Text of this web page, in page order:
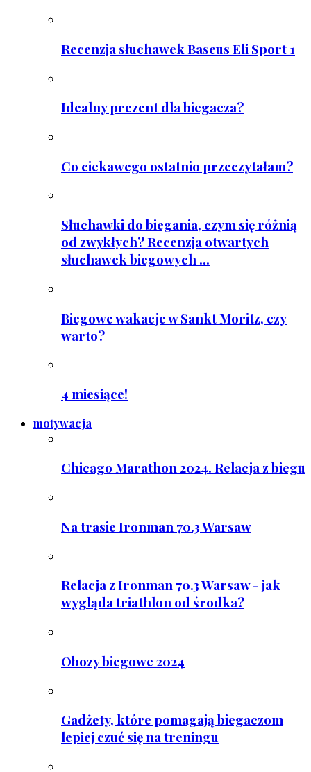
Recenzja słuchawek Baseus Eli Sport 1
Idealny prezent dla biegacza?
Co ciekawego ostatnio przeczytałam?
Słuchawki do biegania, czym się różnią
od zwykłych? Recenzja otwartych
słuchawek biegowych ...
Biegowe wakacje w Sankt Moritz, czy
warto?
4 miesiące!
motywacja
Chicago Marathon 2024. Relacja z biegu
Na trasie Ironman 70.3 Warsaw
Relacja z Ironman 70.3 Warsaw - jak
wygląda triathlon od środka?
Obozy biegowe 2024
Gadżety, które pomagają biegaczom
lepiej czuć się na treningu